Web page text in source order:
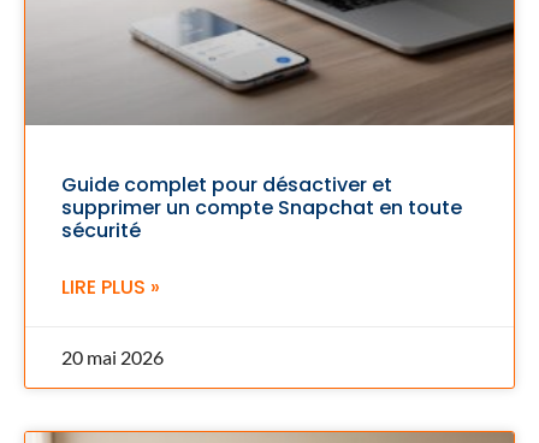
Guide complet pour désactiver et
supprimer un compte Snapchat en toute
sécurité
LIRE PLUS »
20 mai 2026